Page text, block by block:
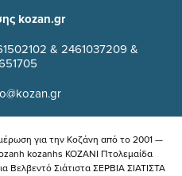
kozan.gr
& 2461037209 &
για την Kοζάνη από το 2001 —
kozanhs KOZANI Πτολεμαίδα
Σιάτιστα ΣΕΡΒΙΑ ΣΙΑΤΙΣΤΑ